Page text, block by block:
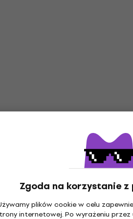
Zgoda na korzystanie
plików cookie w celu
internetowej. Po wyrażeniu